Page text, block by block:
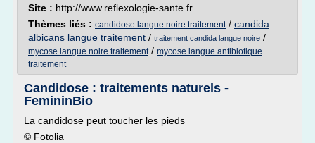
Site : http://www.reflexologie-sante.fr
Thèmes liés : candidose langue noire traitement/ candida
albicans langue traitement / traitement candida langue noire /
mycose langue noire traitement/ mycose langue antibiotique
traitement
Candidose : traitements naturels -
FemininBio
La candidose peut toucher les pieds
© Fotolia